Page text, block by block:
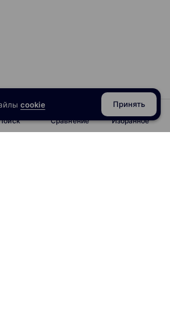
Сравнение Избранное
cookie Принять